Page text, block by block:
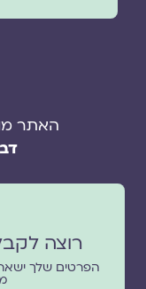
האתר
רוצה
הפרטים שלך